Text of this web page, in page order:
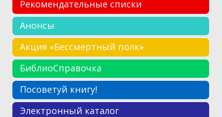
Рекомендательные списки
Анонсы
Акция «Бессмертный полк»
БиблиоСправочка
Посоветуй книгу!
Электронный каталог